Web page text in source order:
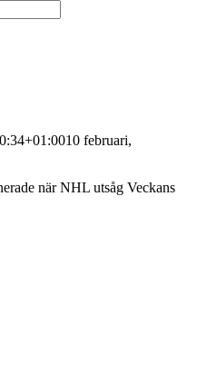
10 februari,
när NHL utsåg Veckans